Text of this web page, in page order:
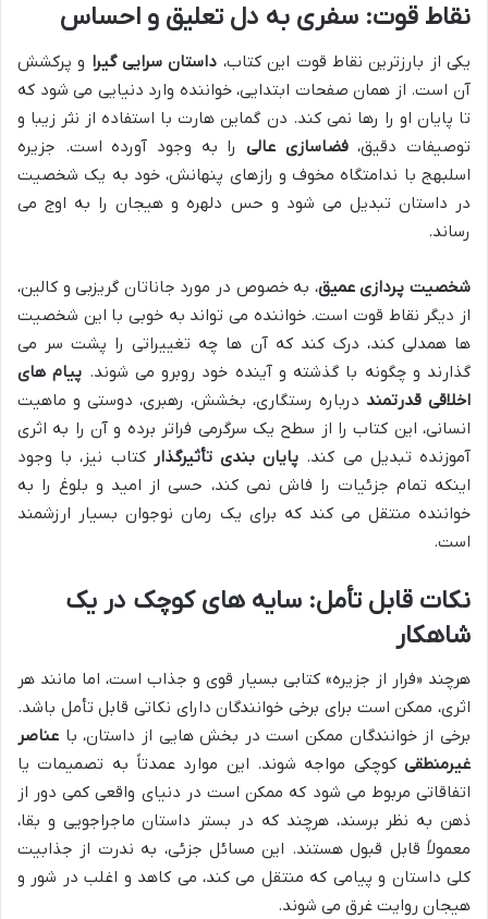
نقاط قوت: سفری به دل تعلیق و احساس
یکی از بارزترین نقاط قوت این کتاب، داستان سرایی گیرا و پرکشش
آن است. از همان صفحات ابتدایی، خواننده وارد دنیایی می شود که
تا پایان او را رها نمی کند. دن گماین هارت با استفاده از نثر زیبا و
توصیفات دقیق،فضاسازی عالی را به وجود آورده است. جزیره
اسلبهج با ندامتگاه مخوف و رازهای پنهانش، خود به یک شخصیت
در داستان تبدیل می شود و حس دلهره و هیجان را به اوج می
رساند.
شخصیت پردازی عمیق، به خصوص در مورد جاناتان گریزبی و کالین،
از دیگر نقاط قوت است. خواننده می تواند به خوبی با این شخصیت
ها همدلی کند، درک کند که آن ها چه تغییراتی را پشت سر می
گذارند و چگونه با گذشته و آینده خود روبرو می شوند. پیام های
اخلاقی قدرتمند درباره رستگاری، بخشش، رهبری، دوستی و ماهیت
انسانی، این کتاب را از سطح یک سرگرمی فراتر برده و آن را به اثری
آموزنده تبدیل می کند. پایان بندی تأثیرگذار کتاب نیز، با وجود
اینکه تمام جزئیات را فاش نمی کند، حسی از امید و بلوغ را به
خواننده منتقل می کند که برای یک رمان نوجوان بسیار ارزشمند
است.
نکات قابل تأمل: سایه های کوچک در یک
شاهکار
هرچند «فرار از جزیره» کتابی بسیار قوی و جذاب است، اما مانند هر
اثری، ممکن است برای برخی خوانندگان دارای نکاتی قابل تأمل باشد.
برخی از خوانندگان ممکن است در بخش هایی از داستان، با عناصر
غیرمنطقی کوچکی مواجه شوند. این موارد عمدتاً به تصمیمات یا
اتفاقاتی مربوط می شود که ممکن است در دنیای واقعی کمی دور از
ذهن به نظر برسند، هرچند که در بستر داستان ماجراجویی و بقا،
معمولاً قابل قبول هستند. این مسائل جزئی، به ندرت از جذابیت
کلی داستان و پیامی که منتقل می کند، می کاهد و اغلب در شور و
هیجان روایت غرق می شوند.